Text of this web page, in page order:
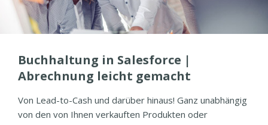
Buchhaltung in Salesforce |
Abrechnung leicht gemacht
Von Lead-to-Cash und darüber hinaus! Ganz unabhängig
von den von Ihnen verkauften Produkten oder